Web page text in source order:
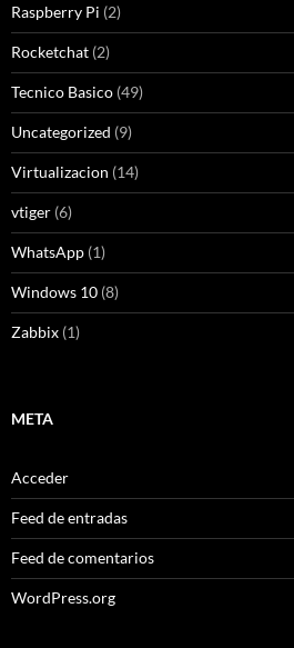
Raspberry Pi (2)
Rocketchat (2)
Tecnico Basico (49)
Uncategorized (9)
Virtualizacion (14)
vtiger (6)
WhatsApp (1)
Windows 10 (8)
Zabbix (1)
META
Acceder
Feed de entradas
Feed de comentarios
WordPress.org